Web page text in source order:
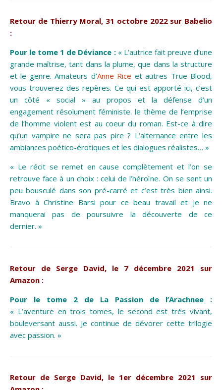
Retour de Thierry Moral, 31 octobre 2022 sur Babelio
:
Pour le tome 1 de Déviance :« L’autrice fait preuve d’une
grande maîtrise, tant dans la plume, que dans la structure
et le genre. Amateurs d’Anne Rice et autres True Blood,
vous trouverez des repères. Ce qui est apporté ici, c’est
un côté « social » au propos et la défense d’un
engagement résolument féministe. le thème de l’emprise
de l’homme violent est au coeur du roman. Est-ce à dire
qu’un vampire ne sera pas pire ? L’alternance entre les
ambiances poético-érotiques et les dialogues réalistes… »
« Le récit se remet en cause complètement et l’on se
retrouve face à un choix : celui de l’héroïne. On se sent un
peu bousculé dans son pré-carré et c’est très bien ainsi.
Bravo à Christine Barsi pour ce beau travail et je ne
manquerai pas de poursuivre la découverte de ce
dernier. »
Retour de Serge David, le 7 décembre 2021 sur
Amazon :
Pour le tome 2 de La Passion de l’Arachnee :
« L’aventure en trois tomes, le second est très vivant,
bouleversant aussi. Je continue de dévorer cette trilogie
avec passion. »
Retour de Serge David, le 1er décembre 2021 sur